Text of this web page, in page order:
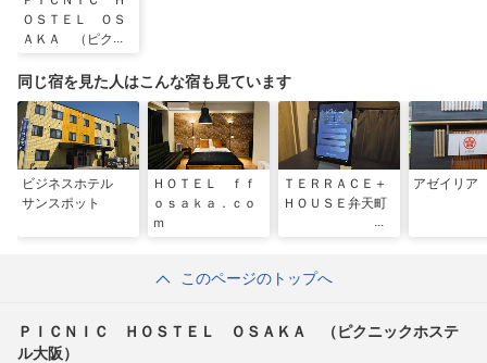
ＯＳＴＥＬ ＯＳ
ＡＫＡ （ピクニ
阪）
同じ宿を見た人はこんな宿も見ています
ビジネスホテル
サンスポット
ＨＯＴＥＬ ｆｆ
ｏｓａｋａ．ｃｏ
ｍ
ＴＥＲＲＡＣＥ＋
ＨＯＵＳＥ弁天町
アゼイリア
このページのトップへ
ＰＩＣＮＩＣ ＨＯＳＴＥＬ ＯＳＡＫＡ （ピクニックホステ
ル大阪）